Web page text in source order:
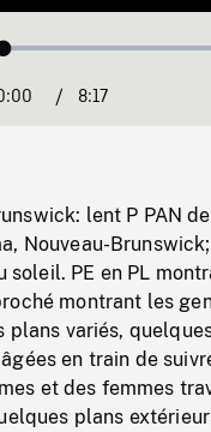
Loaded:
Current
/ 8:17
lent P PAN
Nouveau-
soleil. PE en PL
montrant les
plans variés,
en train de
et des femmes
plans